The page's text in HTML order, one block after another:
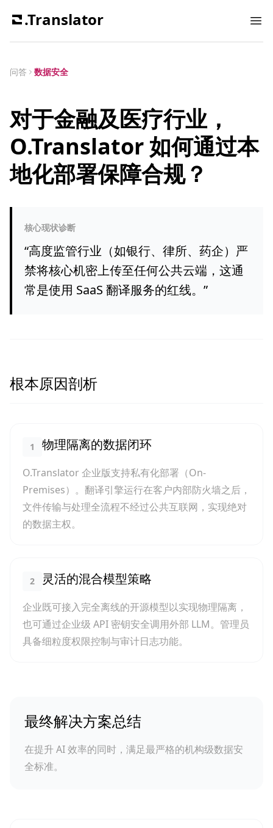
.Translator
问答 数据安全
对于金融及医疗行业，
O.Translator 如何通过本
地化部署保障合规？
核心现状诊断
“高度监管行业（如银行、律所、药企）严
禁将核心机密上传至任何公共云端，这通
常是使用 SaaS 翻译服务的红线。 ”
根本原因剖析
1 物理隔离的数据闭环
O.Translator 企业版支持私有化部署（On-
Premises）。翻译引擎运行在客户内部防火墙之后，
文件传输与处理全流程不经过公共互联网，实现绝对
的数据主权。
2 灵活的混合模型策略
企业既可接入完全离线的开源模型以实现物理隔离，
也可通过企业级 API 密钥安全调用外部 LLM。管理员
具备细粒度权限控制与审计日志功能。
最终解决方案总结
在提升 AI 效率的同时，满足最严格的机构级数据安
全标准。